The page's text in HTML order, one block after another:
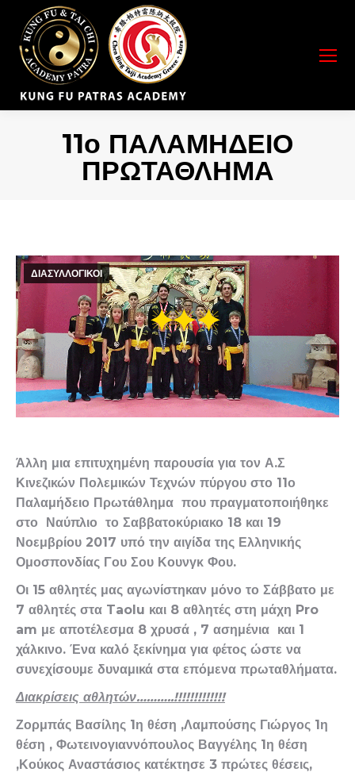
11ο ΠΑΛΑΜΗΔΕΙΟ
ΠΡΩΤΑΘΛΗΜΑ
ΔΙΑΣΥΛΛΟΓΙΚΟΙ
Άλλη μια επιτυχημένη παρουσία για τον Α.Σ
Κινεζικών Πολεμικών Τεχνών πύργου στο 11ο
Παλαμήδειο Πρωτάθλημα που πραγματοποιήθηκε
στο Ναύπλιο το Σαββατοκύριακο 18 και 19
Νοεμβρίου 2017 υπό την αιγίδα της Ελληνικής
Ομοσπονδίας Γου Σου Κουνγκ Φου.
Οι 15 αθλητές μας αγωνίστηκαν μόνο το Σάββατο με
7 αθλητές στα Taolu και 8 αθλητές στη μάχη Pro
am με αποτέλεσμα 8 χρυσά , 7 ασημένια και 1
χάλκινο. Ένα καλό ξεκίνημα για φέτος ώστε να
συνεχίσουμε δυναμικά στα επόμενα πρωταθλήματα.
Διακρίσεις αθλητών………..!!!!!!!!!!!!!
Ζορμπάς Βασίλης 1η θέση ,Λαμπούσης Γιώργος 1η
θέση , Φωτεινογιαννόπουλος Βαγγέλης 1η θέση
,Κούκος Αναστάσιος κατέκτησε 3 πρώτες θέσεις,